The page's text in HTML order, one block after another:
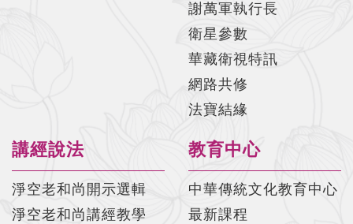
謝萬軍執行長
衛星參數
華藏衛視特訊
網路共修
法寶結緣
講經說法
淨空老和尚開示選輯
淨空老和尚講經教學
教育中心
中華傳統文化教育中心
最新課程